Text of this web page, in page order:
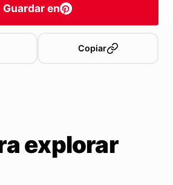
Guardar en
Copiar
explorar